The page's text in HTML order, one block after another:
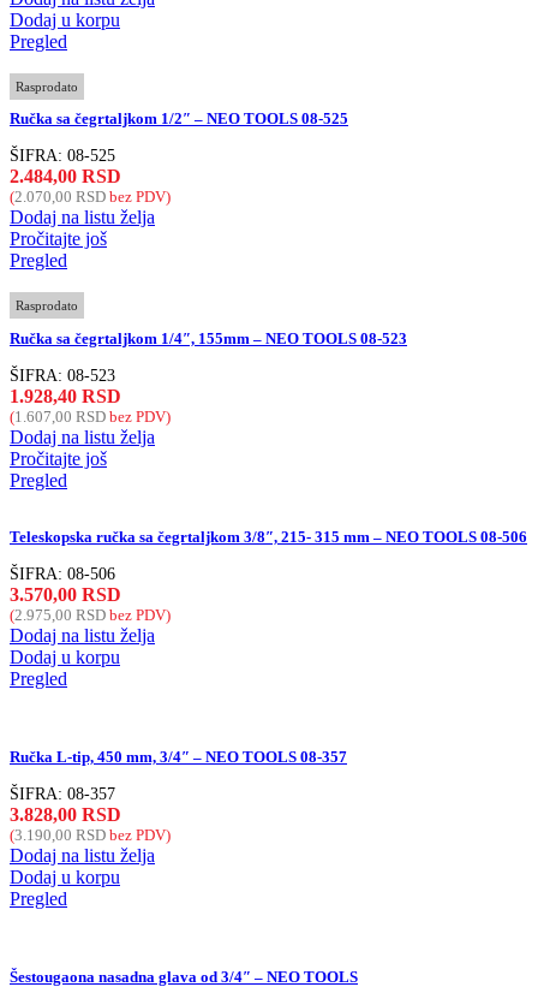
Dodaj u korpu
Pregled
Rasprodato
Ručka sa čegrtaljkom 1/2″ – NEO TOOLS 08-525
ŠIFRA: 08-525
2.484,00 RSD
(2.070,00 RSD bez PDV)
Dodaj na listu želja
Pročitajte još
Pregled
Rasprodato
Ručka sa čegrtaljkom 1/4″, 155mm – NEO TOOLS 08-523
ŠIFRA: 08-523
1.928,40 RSD
(1.607,00 RSD bez PDV)
Dodaj na listu želja
Pročitajte još
Pregled
Teleskopska ručka sa čegrtaljkom 3/8″, 215- 315 mm – NEO TOOLS 08-506
ŠIFRA: 08-506
3.570,00 RSD
(2.975,00 RSD bez PDV)
Dodaj na listu želja
Dodaj u korpu
Pregled
Ručka L-tip, 450 mm, 3/4″ – NEO TOOLS 08-357
ŠIFRA: 08-357
3.828,00 RSD
(3.190,00 RSD bez PDV)
Dodaj na listu želja
Dodaj u korpu
Pregled
Šestougaona nasadna glava od 3/4″ – NEO TOOLS